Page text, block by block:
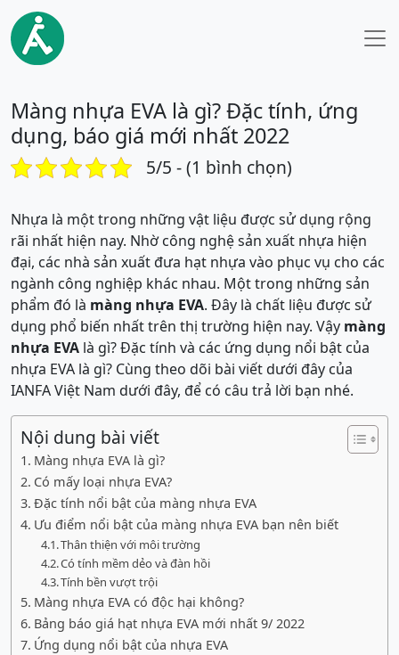
Màng nhựa EVA là gì? Đặc tính, ứng
dụng, báo giá mới nhất 2022
5/5 - (1 bình chọn)
Nhựa là một trong những vật liệu được sử dụng rộng
rãi nhất hiện nay. Nhờ công nghệ sản xuất nhựa hiện
đại, các nhà sản xuất đưa hạt nhựa vào phục vụ cho các
ngành công nghiệp khác nhau. Một trong những sản
phẩm đó là màng nhựa EVA. Đây là chất liệu được sử
dụng phổ biến nhất trên thị trường hiện nay. Vậy màng
nhựa EVA là gì? Đặc tính và các ứng dụng nổi bật của
nhựa EVA là gì? Cùng theo dõi bài viết dưới đây của
IANFA Việt Nam dưới đây, để có câu trả lời bạn nhé.
Nội dung bài viết
Màng nhựa EVA là gì?
Có mấy loại nhựa EVA?
Đặc tính nổi bật của màng nhựa EVA
Ưu điểm nổi bật của màng nhựa EVA bạn nên biết
Thân thiện với môi trường
Có tính mềm dẻo và đàn hồi
Tính bền vượt trội
Màng nhựa EVA có độc hại không?
Bảng báo giá hạt nhựa EVA mới nhất 9/ 2022
Ứng dụng nổi bật của nhựa EVA